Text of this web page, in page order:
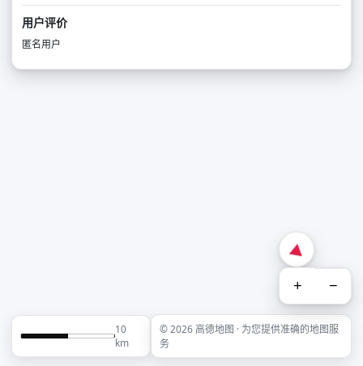
用户评价
匿名用户
+ −
10
km
© 2026 高德地图 · 为您提供准确的地图服
务